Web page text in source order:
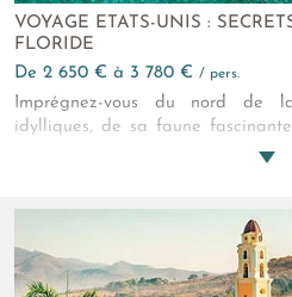
VOYAGE ETATS-UNIS :
FLORIDE
de 2 650 € à 3 780 € / pers.
Imprégnez-vous du nord de
idylliques, de sa faune
Musées, lamantins et matchs